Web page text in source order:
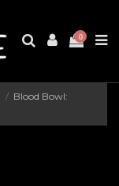
0
Blood Bowl: